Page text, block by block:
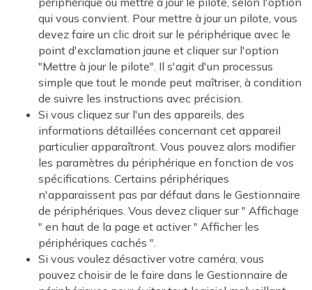
qui vous convient. Pour mettre à jour un pilote, vous
devez faire un clic droit sur le périphérique avec le
point d'exclamation jaune et cliquer sur l'option
"Mettre à jour le pilote". Il s'agit d'un processus
simple que tout le monde peut maîtriser, à condition
de suivre les instructions avec précision.
Si vous cliquez sur l'un des appareils, des
informations détaillées concernant cet appareil
particulier apparaîtront. Vous pouvez alors modifier
les paramètres du périphérique en fonction de vos
spécifications. Certains périphériques
n'apparaissent pas par défaut dans le Gestionnaire
de périphériques. Vous devez cliquer sur " Affichage
" en haut de la page et activer " Afficher les
périphériques cachés ".
Si vous voulez désactiver votre caméra, vous
pouvez choisir de le faire dans le Gestionnaire de